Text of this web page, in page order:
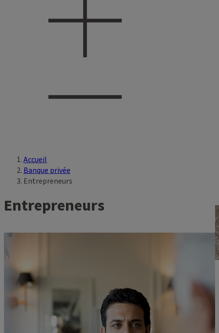
Vous êtes ici
Accueil
Banque privée
Entrepreneurs
Entrepreneurs